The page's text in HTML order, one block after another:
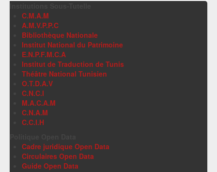
C.M.A.M
A.M.V.P.P.C
Bibliothèque Nationale
Institut National du Patrimoine
E.N.P.F.M.C.A
Institut de Traduction de Tunis
Théâtre National Tunisien
O.T.D.A.V
C.N.C.I
M.A.C.A.M
C.N.A.M
C.C.I.H
Cadre juridique Open Data
Circulaires Open Data
Guide Open Data